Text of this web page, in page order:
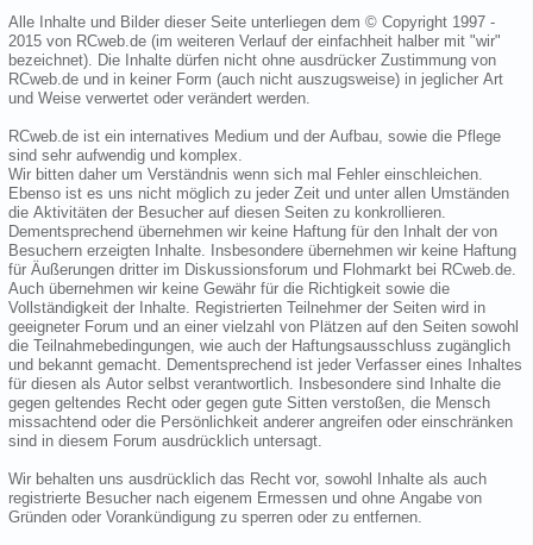
Alle Inhalte und Bilder dieser Seite unterliegen dem © Copyright 1997 -
2015 von RCweb.de (im weiteren Verlauf der einfachheit halber mit "wir"
bezeichnet). Die Inhalte dürfen nicht ohne ausdrücker Zustimmung von
RCweb.de und in keiner Form (auch nicht auszugsweise) in jeglicher Art
und Weise verwertet oder verändert werden.
RCweb.de ist ein internatives Medium und der Aufbau, sowie die Pflege
sind sehr aufwendig und komplex.
Wir bitten daher um Verständnis wenn sich mal Fehler einschleichen.
Ebenso ist es uns nicht möglich zu jeder Zeit und unter allen Umständen
die Aktivitäten der Besucher auf diesen Seiten zu konkrollieren.
Dementsprechend übernehmen wir keine Haftung für den Inhalt der von
Besuchern erzeigten Inhalte. Insbesondere übernehmen wir keine Haftung
für Äußerungen dritter im Diskussionsforum und Flohmarkt bei RCweb.de.
Auch übernehmen wir keine Gewähr für die Richtigkeit sowie die
Vollständigkeit der Inhalte. Registrierten Teilnehmer der Seiten wird in
geeigneter Forum und an einer vielzahl von Plätzen auf den Seiten sowohl
die Teilnahmebedingungen, wie auch der Haftungsausschluss zugänglich
und bekannt gemacht. Dementsprechend ist jeder Verfasser eines Inhaltes
für diesen als Autor selbst verantwortlich. Insbesondere sind Inhalte die
gegen geltendes Recht oder gegen gute Sitten verstoßen, die Mensch
missachtend oder die Persönlichkeit anderer angreifen oder einschränken
sind in diesem Forum ausdrücklich untersagt.
Wir behalten uns ausdrücklich das Recht vor, sowohl Inhalte als auch
registrierte Besucher nach eigenem Ermessen und ohne Angabe von
Gründen oder Vorankündigung zu sperren oder zu entfernen.